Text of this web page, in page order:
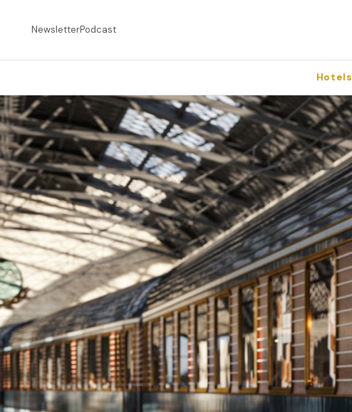
NewsletterPodcast
Hotels